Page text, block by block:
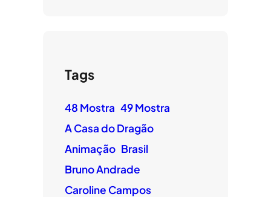
Tags
48 Mostra 49 Mostra
A Casa do Dragão
Animação Brasil
Bruno Andrade
Caroline Campos